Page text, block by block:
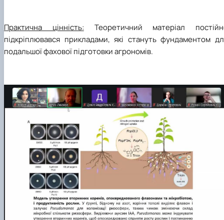
​Практична цінність: Теоретичний матеріал
підкріплювався прикладами, які стануть фундаментом
подальшої фахової підготовки агрономів.